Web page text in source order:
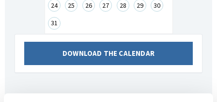
24 25 26 27 28 29 30
31
DOWNLOAD THE CALENDAR